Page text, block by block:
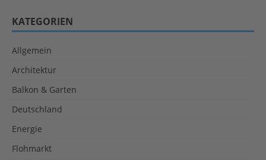
KATEGORIEN
Allgemein
Architektur
Balkon & Garten
Deutschland
Energie
Flohmarkt